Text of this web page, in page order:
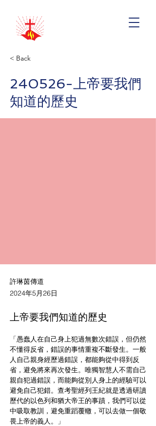
< Back
240526-上帝要我們
知道的歷史
許琳茵傳道
2024年5月26日
上帝要我們知道的歷史
「愚蠢人在自己身上犯過無數次錯誤，但仍然
不懂得反省，錯誤的事情重複不斷發生。一般
人自己親身經歷過錯誤，都能夠從中得到反
省，避免將來再次發生。唯獨智慧人不需自己
親自犯過錯誤，而能夠從別人身上的經驗可以
避免自己犯錯。查考聖經列王紀就是透過研讀
歷代的以色列和猶大帝王的事蹟，我們可以從
中吸取教訓，避免重蹈覆轍，可以去做一個敬
畏上帝的義人。」